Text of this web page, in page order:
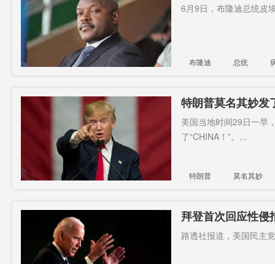
6月9日，布隆迪总统皮
布隆迪 总统
特朗普莫名其妙发
不清
美国当地时间29日一早
了“CHINA！”。...
特朗普
莫名其妙
拜登首次回应性侵
路透社报道，美国民主